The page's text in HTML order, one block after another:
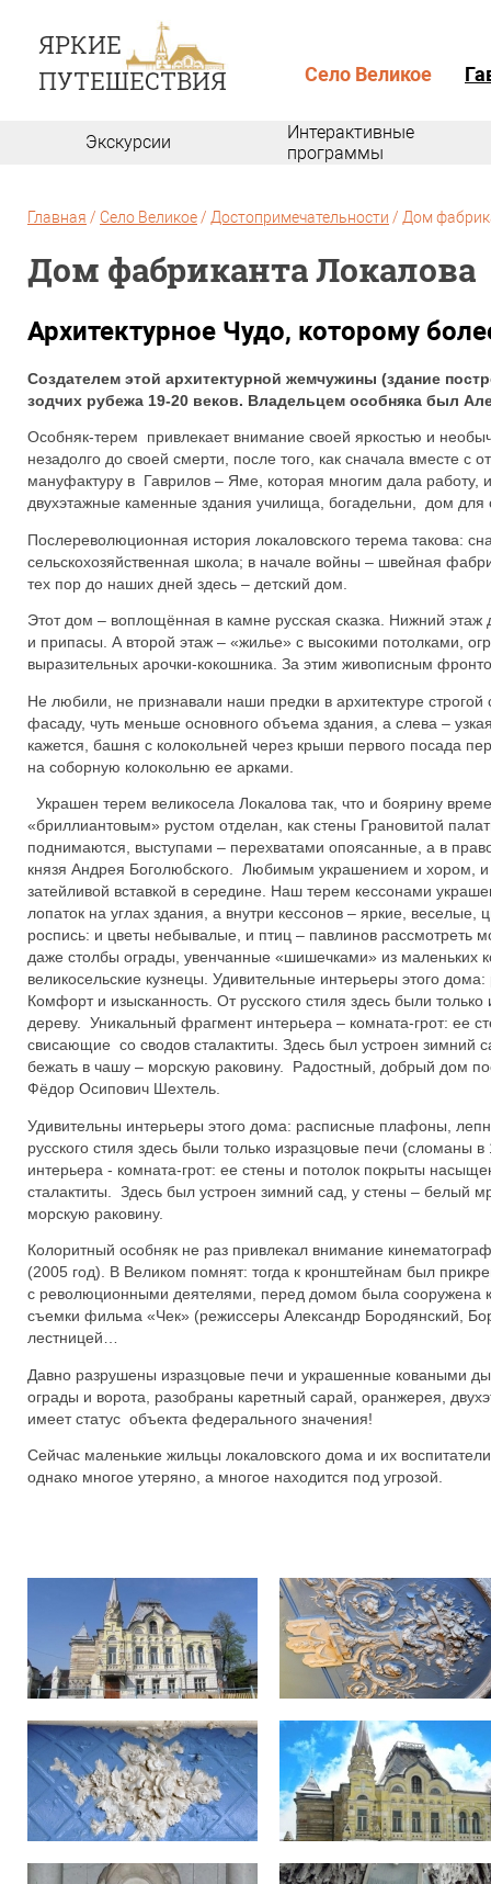
Село Великое
Экскурсии
Интерактивные
программы
Главная / Село Великое / Достопримечательности / Дом
Дом фабриканта Локалова
Архитектурное Чудо, которому
Создателем этой архитектурной жемчужины (здание
зодчих рубежа 19-20 веков. Владельцем особняка был
Особняк-терем привлекает внимание своей яркостью и
незадолго до своей смерти, после того, как сначала вместе с
мануфактуру в Гаврилов – Яме, которая многим дала
двухэтажные каменные здания училища, богадельни, дом для
Послереволюционная история локаловского терема такова:
сельскохозяйственная школа; в начале войны – швейная
тех пор до наших дней здесь – детский дом.
Этот дом – воплощённая в камне русская сказка. Нижний этаж
и припасы. А второй этаж – «жилье» с высокими потолками,
выразительных арочки-кокошника. За этим живописным
Не любили, не признавали наши предки в архитектуре
фасаду, чуть меньше основного объема здания, а слева –
кажется, башня с колокольней через крыши первого посада
на соборную колокольню ее арками.
Украшен терем великосела Локалова так, что и боярину
«бриллиантовым» рустом отделан, как стены Грановитой
поднимаются, выступами – перехватами опоясанные, а в
князя Андрея Боголюбского. Любимым украшением и хором, и
затейливой вставкой в середине. Наш терем кессонами
лопаток на углах здания, а внутри кессонов – яркие,
роспись: и цветы небывалые, и птиц – павлинов рассмотреть
даже столбы ограды, увенчанные «шишечками» из маленьких
великосельские кузнецы. Удивительные интерьеры этого
Комфорт и изысканность. От русского стиля здесь были
дереву. Уникальный фрагмент интерьера – комната-грот: ее
свисающие со сводов сталактиты. Здесь был устроен
бежать в чашу – морскую раковину. Радостный, добрый дом
Фёдор Осипович Шехтель.
Удивительны интерьеры этого дома: расписные плафоны,
русского стиля здесь были только изразцовые печи (сломаны
интерьера - комната-грот: ее стены и потолок покрыты
сталактиты. Здесь был устроен зимний сад, у стены – белый
морскую раковину.
Колоритный особняк не раз привлекал внимание
(2005 год). В Великом помнят: тогда к кронштейнам был
с революционными деятелями, перед домом была сооружена
съемки фильма «Чек» (режиссеры Александр Бородянский,
лестницей…
Давно разрушены изразцовые печи и украшенные коваными
ограды и ворота, разобраны каретный сарай, оранжерея,
имеет статус объекта федерального значения!
Сейчас маленькие жильцы локаловского дома и их
однако многое утеряно, а многое находится под угрозой.